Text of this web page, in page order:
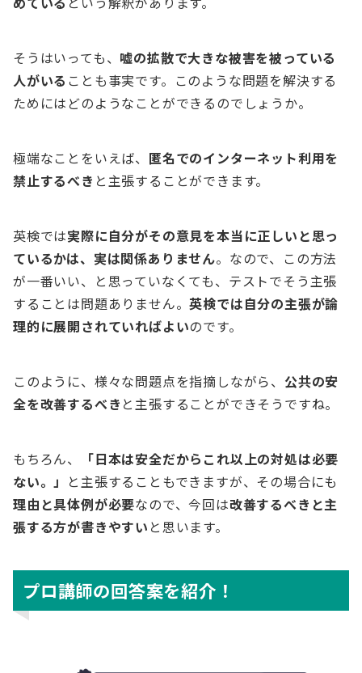
そうはいっても、 嘘の拡散で大きな被害を被っている
人がいる ことも事実です。このような問題を解決する
ためにはどのようなことができるのでしょうか。
極端なことをいえば、 匿名でのインターネット利用を
禁止するべき と主張することができます。
英検では実際に自分がその意見を本当に正しいと思っ
ているかは、実は関係ありません。なので、この方法
が一番いい、と思っていなくても、テストでそう主張
することは問題ありません。英検では自分の主張が論
理的に展開されていればよいのです。
このように、様々な問題点を指摘しながら、 公共の安
全を改善するべき と主張することができそうですね。
もちろん、
「日本は安全だからこれ以上の対処は必要
ない。」 と主張することもできますが、その場合にも
理由と具体例が必要なので、今回は改善するべきと主
張する方が書きやすい と思います。
プロ講師の回答案を紹介！